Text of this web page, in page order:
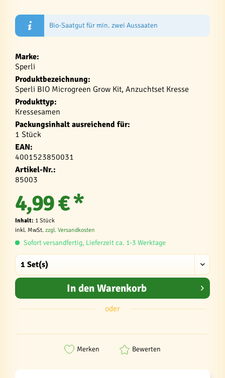
Bio-Saatgut für min. zwei Aussaaten
Marke:
Sperli
Produktbezeichnung:
Sperli BIO Microgreen Grow Kit, Anzuchtset Kresse
Produkttyp:
Kressesamen
Packungsinhalt ausreichend für:
1 Stück
EAN:
4001523850031
Artikel-Nr.:
85003
4,99 € *
Inhalt: 1 Stück
inkl. MwSt. zzgl. Versandkosten
Sofort versandfertig, Lieferzeit ca. 1-3 Werktage
In den Warenkorb
oder
Merken Bewerten